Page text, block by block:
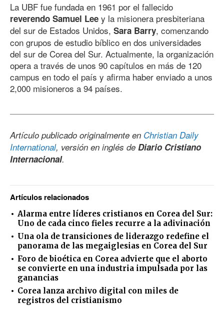
La UBF fue fundada en 1961 por el fallecido
reverendo Samuel Lee y la misionera presbiteriana
del sur de Estados Unidos, Sara Barry, comenzando
con grupos de estudio bíblico en dos universidades
del sur de Corea del Sur. Actualmente, la organización
opera a través de unos 90 capítulos en más de 120
campus en todo el país y afirma haber enviado a unos
2,000 misioneros a 94 países.
Artículo publicado originalmente en Christian Daily
International, versión en inglés de Diario Cristiano
Internacional.
Artículos relacionados
Alarma entre líderes cristianos en Corea del Sur:
Uno de cada cinco fieles recurre a la adivinación
Una ola de transiciones de liderazgo redefine el
panorama de las megaiglesias en Corea del Sur
Foro de bioética en Corea advierte que el aborto
se convierte en una industria impulsada por las
ganancias
Corea lanza archivo digital con miles de
registros del cristianismo